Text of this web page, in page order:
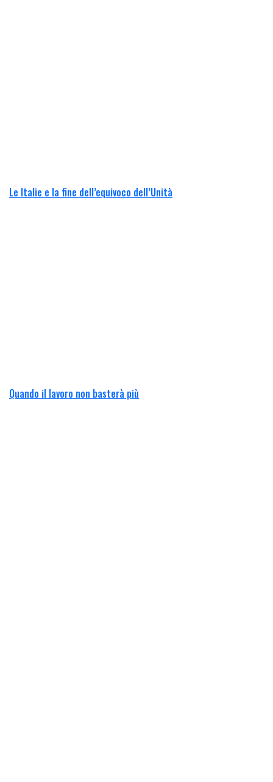
Le Italie e la fine dell’equivoco dell’Unità
Quando il lavoro non basterà più